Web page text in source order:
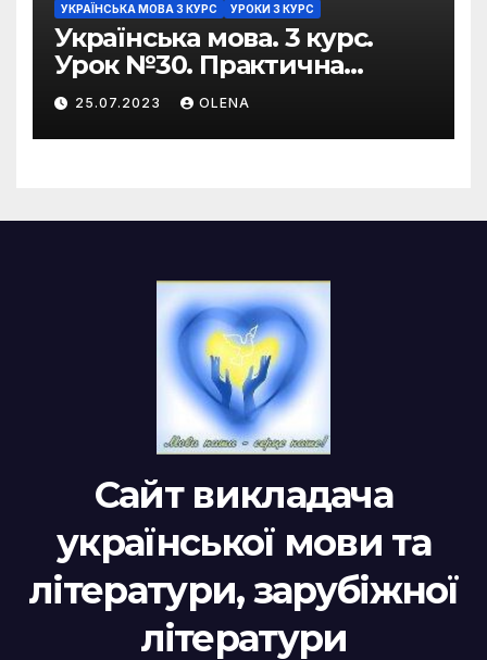
УКРАЇНСЬКА МОВА 3 КУРС
УРОКИ 3 КУРС
Українська мова. 3 курс.
Урок №30. Практична
риторика. Оцінювальні
жанри. Характеристика
25.07.2023 OLENA
Сайт викладача
української мови та
літератури, зарубіжної
літератури